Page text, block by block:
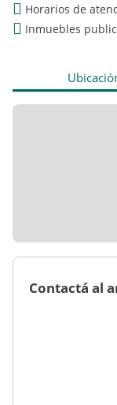
Horarios de
Inmuebles
Contactá al